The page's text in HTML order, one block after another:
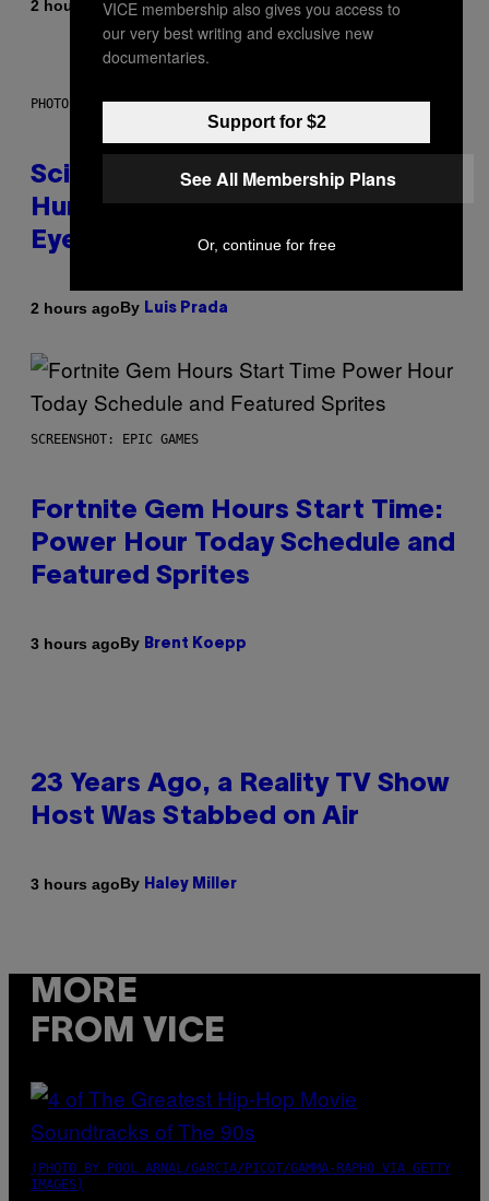
2 hours agoByBrent Koepp
PHOTO: CSA IMAGES / GETTY IMAGES
Scientists Just Traced the
Human Eye Back to a Tiny One-
Eyed Creature
2 hours agoBy Luis Prada
SCREENSHOT: EPIC GAMES
Fortnite Gem Hours Start Time:
Power Hour Today Schedule and
Featured Sprites
3 hours agoBy Brent Koepp
23 Years Ago, a Reality TV Show
Host Was Stabbed on Air
3 hours agoBy Haley Miller
MORE
FROM VICE
(PHOTO BY POOL ARNAL/GARCIA/PICOT/GAMMA-RAPHO VIA GETTY
IMAGES)
VICE membership also gives you access to
our very best writing and exclusive new
documentaries.
Support for $2
See All Membership Plans
Or, continue for free